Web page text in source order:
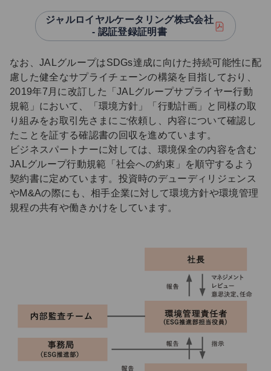
ジャルロイヤルケータリング株式会社
- 認証登録証明書
なお、JALグループはSDGs達成に向けた持続可能性に配
慮した健全なサプライチェーンの構築を目指しており、
2019年7月に改訂した「JALグループサプライヤー行動
規範」において、「環境方針」「行動計画」と同様の取
り組みをお取引先さまにご依頼し、内容について確認し
たことを証する確認書の回収を進めています。
ビジネスパートナーに対しては、環境保全の内容を含む
JALグループ行動規範「社会への約束」を順守するよう
契約書に定めています。投資時のデューディリジェンス
やM&Aの際にも、相手企業に対して環境方針や環境管理
規程の共有や働きかけをしています。